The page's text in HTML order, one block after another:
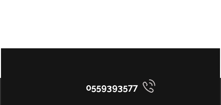
0559393577